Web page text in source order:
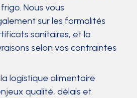
Nous vous
sur les formalités
sanitaires, et la
selon vos contraintes
la logistique alimentaire
qualité, délais et